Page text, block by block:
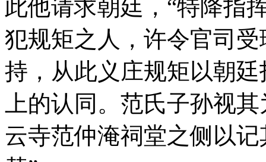
此他请求朝廷，“特降指
犯规矩之人，许令官司
持，从此义庄规矩以朝
上的认同。范氏子孙视
云寺范仲淹祠堂之侧以